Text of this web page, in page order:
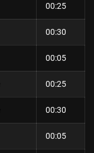
00:25
00:30
00:05
00:25
00:30
00:05